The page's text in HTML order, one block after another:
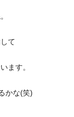
て
ます。
かな(笑)